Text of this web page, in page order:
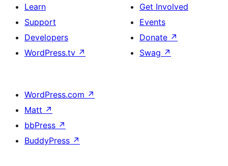
Learn
Support
Developers
WordPress.tv ↗
Get Involved
Events
Donate ↗
Swag ↗
WordPress.com ↗
Matt ↗
bbPress ↗
BuddyPress ↗